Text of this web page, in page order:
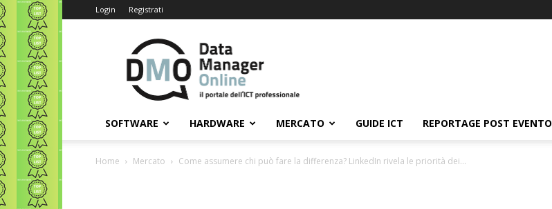
Login Registrati
Data
Manager
Online
SOFTWARE HARDWARE MERCATO GUIDE ICT REPORTAGE POST EVENTO
Home Mercato Come assumere chi può fare la differenza? LinkedIn rivela le priorità dei...